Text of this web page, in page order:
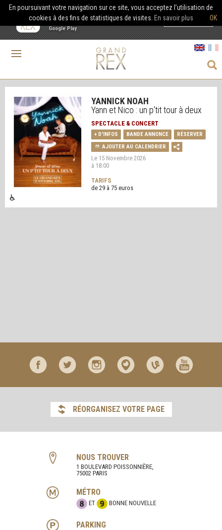
YANNICK NOAH
Yann et Nico : un p'tit tour à deux
SPECTACLE & CONCERT
+ D'INFOS BANDE ANNONCE
RÉSERVER
AJOUTER AU CALENDRIER
Le 15 Novembre 2026
à 18:00
TARIFS
de 29 à 75 euros
RÉORGANISEZ VOTRE PAGE
NOUS TROUVER
1 BOULEVARD POISSONNIÈRE,
75002 PARIS
MÉTRO
ET BONNE NOUVELLE
PARKING
Le Grand Rex
Le Grand Rex
Google Play
Télécharger OK
En poursuivant votre navigation sur ce site, vous acceptez l’utilisation de
cookies à des fins de statistiques de visites. En savoir plus